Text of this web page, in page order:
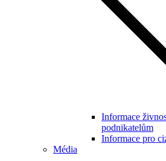
Informace
podnikatelům
Informace pro
Média